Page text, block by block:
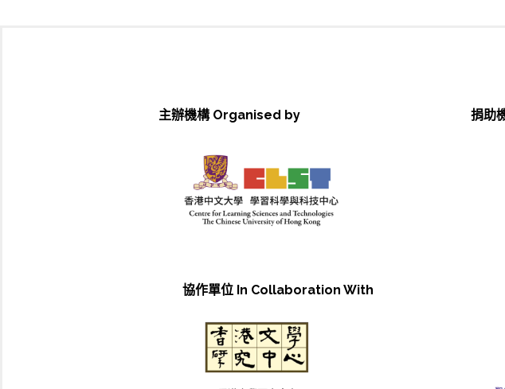
主辦機構 Organised by 捐助
協作單位 In Collaboration With